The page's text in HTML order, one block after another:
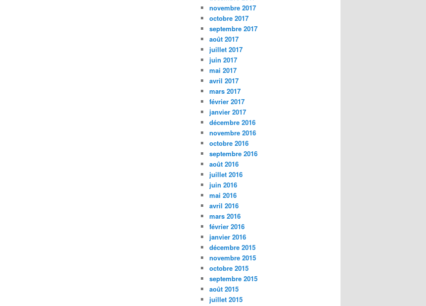
novembre 2017
octobre 2017
septembre 2017
août 2017
juillet 2017
juin 2017
mai 2017
avril 2017
mars 2017
février 2017
janvier 2017
décembre 2016
novembre 2016
octobre 2016
septembre 2016
août 2016
juillet 2016
juin 2016
mai 2016
avril 2016
mars 2016
février 2016
janvier 2016
décembre 2015
novembre 2015
octobre 2015
septembre 2015
août 2015
juillet 2015